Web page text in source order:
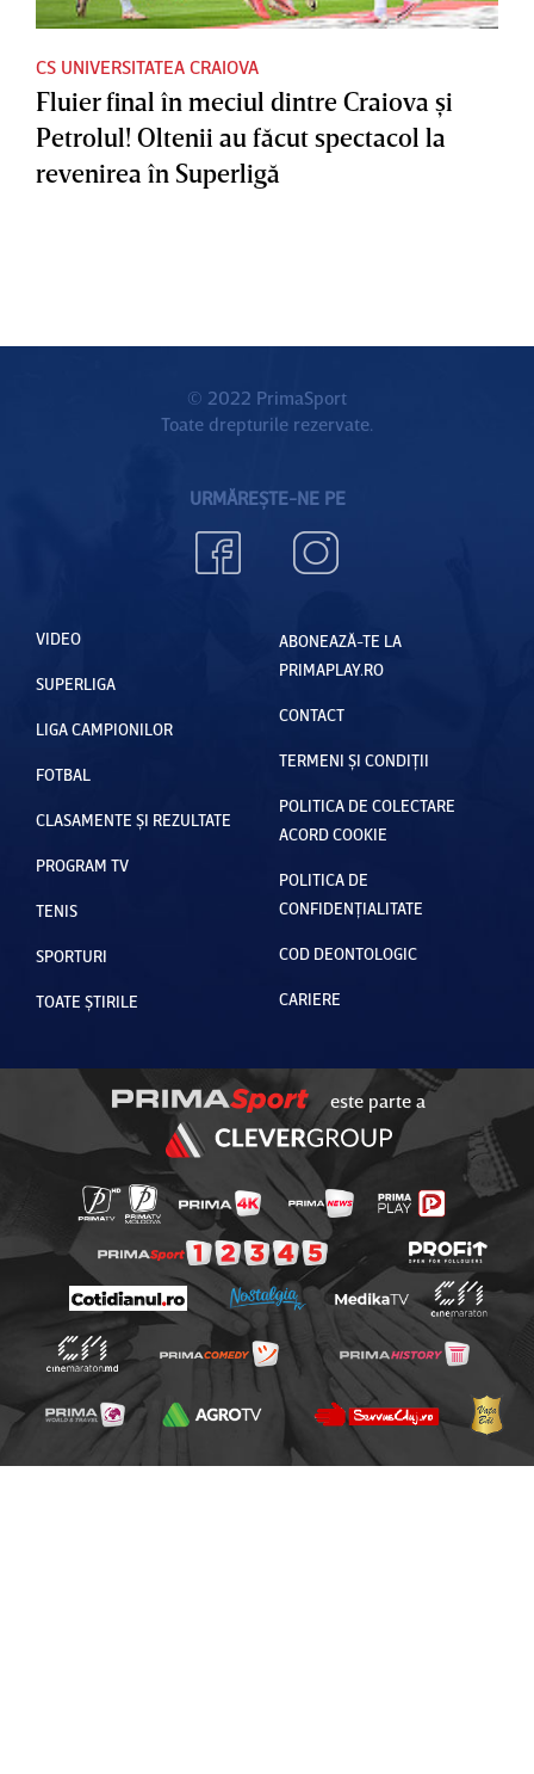
CS UNIVERSITATEA CRAIOVA
Fluier final în meciul dintre Craiova şi
Petrolul! Oltenii au făcut spectacol la
revenirea în Superligă
© 2022 PrimaSport
Toate drepturile rezervate.
URMĂREȘTE-NE PE
VIDEO
SUPERLIGA
LIGA CAMPIONILOR
FOTBAL
CLASAMENTE ȘI REZULTATE
PROGRAM TV
TENIS
SPORTURI
TOATE ȘTIRILE
ABONEAZĂ-TE LA
PRIMAPLAY.RO
CONTACT
TERMENI ȘI CONDIȚII
POLITICA DE COLECTARE
ACORD COOKIE
POLITICA DE
CONFIDENȚIALITATE
COD DEONTOLOGIC
CARIERE
este parte a